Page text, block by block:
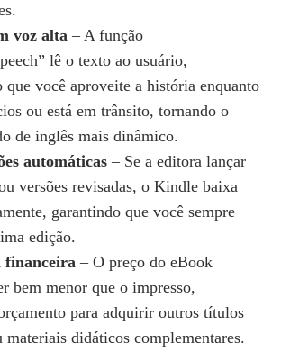
voz alta – A função
lê o texto ao usuário,
que você aproveite a história enquanto
ou está em trânsito, tornando o
de inglês mais dinâmico.
automáticas – Se a editora lançar
versões revisadas, o Kindle baixa
garantindo que você sempre
edição.
financeira – O preço do eBook
bem menor que o impresso,
para adquirir outros títulos
materiais didáticos complementares.